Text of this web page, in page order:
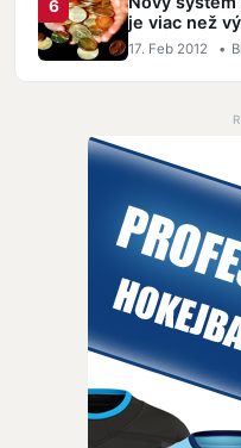
je viac než
17. Feb 2012 •